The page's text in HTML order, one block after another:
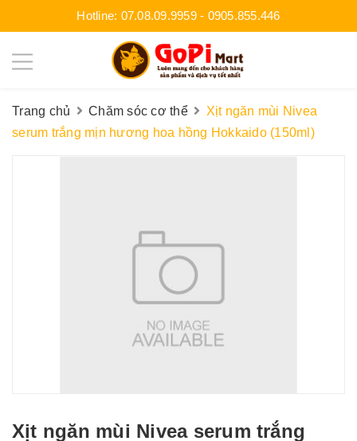
Hotline: 07.08.09.9959- 0905.855.446
Trang chủ Chăm sóc cơ thể
Xịt ngăn mùi Nivea
serum trắng mịn hương hoa hồng Hokkaido (150ml)
Xịt ngăn mùi Nivea serum trắng